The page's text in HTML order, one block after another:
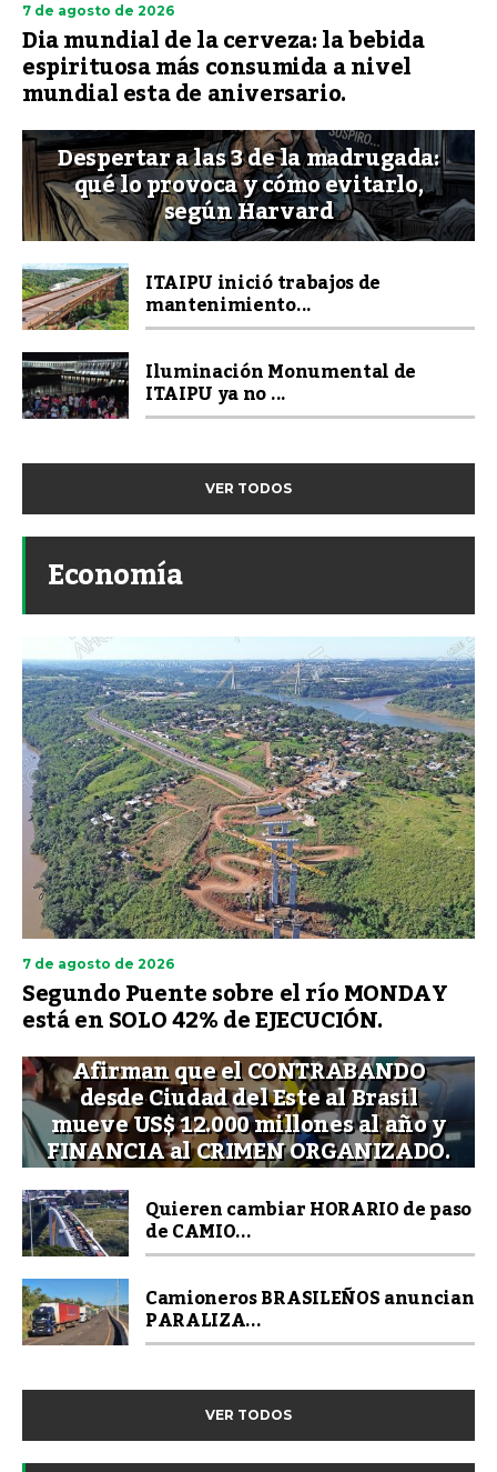
7 de agosto de 2026
Dia mundial de la cerveza: la bebida
espirituosa más consumida a nivel
mundial esta de aniversario.
Despertar a las 3 de la madrugada:
qué lo provoca y cómo evitarlo,
según Harvard
ITAIPU inició trabajos de
mantenimiento...
Iluminación Monumental de
ITAIPU ya no ...
VER TODOS
Economía
7 de agosto de 2026
Segundo Puente sobre el río MONDAY
está en SOLO 42% de EJECUCIÓN.
Afirman que el CONTRABANDO
desde Ciudad del Este al Brasil
mueve US$ 12.000 millones al año y
FINANCIA al CRIMEN ORGANIZADO.
Quieren cambiar HORARIO de paso
de CAMIO...
Camioneros BRASILEÑOS anuncian
PARALIZA...
VER TODOS